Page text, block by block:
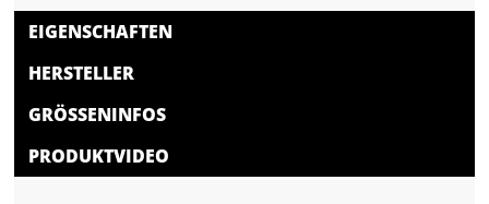
EIGENSCHAFTEN
HERSTELLER
GRÖSSENINFOS
PRODUKTVIDEO